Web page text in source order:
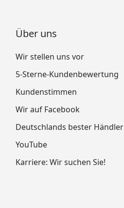
Über uns
Wir stellen uns vor
5-Sterne-Kundenbewertung
Kundenstimmen
Wir auf Facebook
Deutschlands bester Händler
YouTube
Karriere: Wir suchen Sie!